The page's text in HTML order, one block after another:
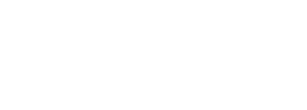
allá del ruedo